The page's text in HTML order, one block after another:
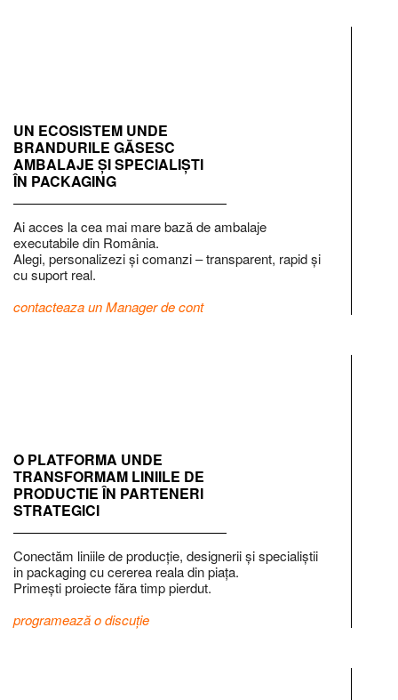
UN ECOSISTEM UNDE
BRANDURILE GĂSESC
AMBALAJE ȘI SPECIALIȘTI
ÎN PACKAGING
Ai acces la cea mai mare bază de ambalaje
executabile din România.
Alegi, personalizezi și comanzi – transparent, rapid și
cu suport real.
contacteaza un Manager de cont
O PLATFORMA UNDE
TRANSFORMAM LINIILE DE
PRODUCTIE ÎN PARTENERI
STRATEGICI
Conectăm liniile de producție, designerii și specialiștii
in packaging cu cererea reala din piața.
Primești proiecte făra timp pierdut.
programează o discuție